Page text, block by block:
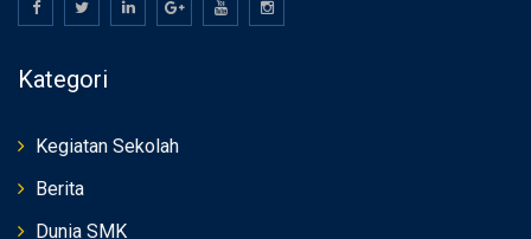
Kategori
Kegiatan Sekolah
Berita
Dunia SMK